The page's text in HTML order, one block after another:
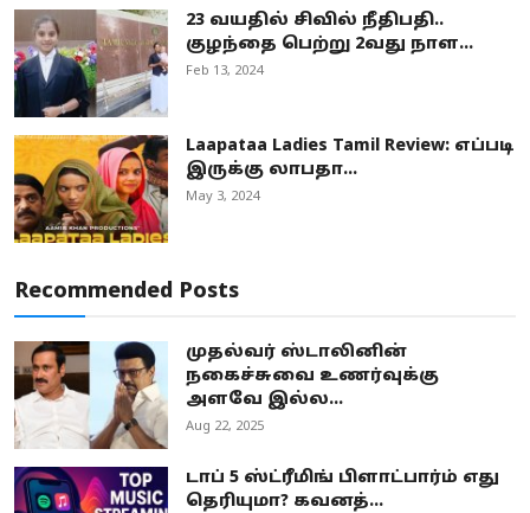
23 வயதில் சிவில் நீதிபதி..
குழந்தை பெற்று 2வது நாள...
Feb 13, 2024
Laapataa Ladies Tamil Review: எப்படி
இருக்கு லாபதா...
May 3, 2024
Recommended Posts
முதல்வர் ஸ்டாலினின்
நகைச்சுவை உணர்வுக்கு
அளவே இல்ல...
Aug 22, 2025
டாப் 5 ஸ்ட்ரீமிங் பிளாட்பார்ம் எது
தெரியுமா? கவனத்...